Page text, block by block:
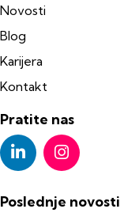
Novosti
Blog
Karijera
Kontakt
Pratite nas
Poslednje novosti